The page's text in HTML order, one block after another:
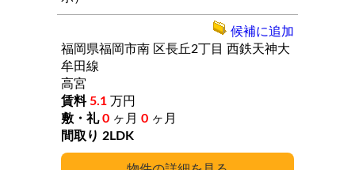
福岡県福岡市南 区長丘2丁目 西鉄天神大
牟田線
高宮
5.1 万円
0 ヶ月 0 ヶ月
2LDK
候補に追加